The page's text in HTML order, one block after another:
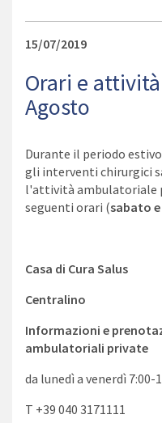
15/07/2019
Orari e
Agosto
Durante il periodo
gli interventi chirurgici
l'attività ambulatoriale
seguenti orari (sabato
Casa di Cura Salus
Centralino
Informazioni e
ambulatoriali private
da lunedì a venerdì 7:00-
T +39 040 3171111